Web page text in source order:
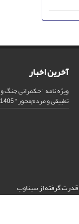
آخرین اخبار
ویژه نامه "حکمرانی
تطبیقی و مردم‌محور"1405-03-02
قدرت گرفته ازسیناوب